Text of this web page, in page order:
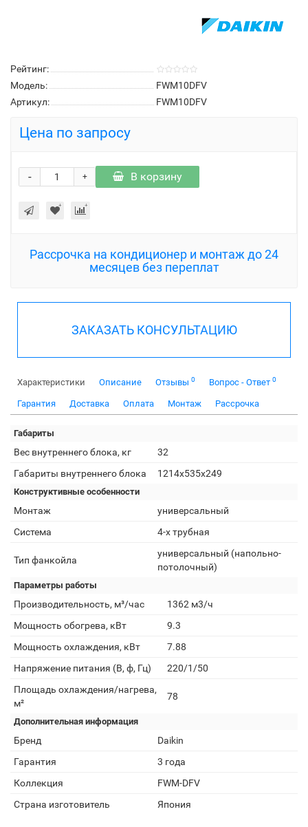
Рейтинг:
Модель:
FWM10DFV
Артикул:
FWM10DFV
Цена по запросу
+
- В корзину
Рассрочка на кондиционер и монтаж до 24
месяцев без переплат
ЗАКАЗАТЬ КОНСУЛЬТАЦИЮ
Характеристики Описание Отзывы 0 Вопрос - Ответ 0
Гарантия Доставка Оплата Монтаж Рассрочка
Габариты
Вес внутреннего блока, кг
32
Габариты внутреннего блока
1214x535x249
Конструктивные особенности
Монтаж
универсальный
Система
4-х трубная
Тип фанкойла
универсальный (напольно-
потолочный)
Параметры работы
Производительность, м³/час
1362 м3/ч
Мощность обогрева, кВт
9.3
Мощность охлаждения, кВт
7.88
Напряжение питания (В, ф, Гц)
220/1/50
Площадь охлаждения/нагрева,
м²
78
Дополнительная информация
Бренд
Daikin
Гарантия
3 года
Коллекция
FWM-DFV
Страна изготовитель
Япония